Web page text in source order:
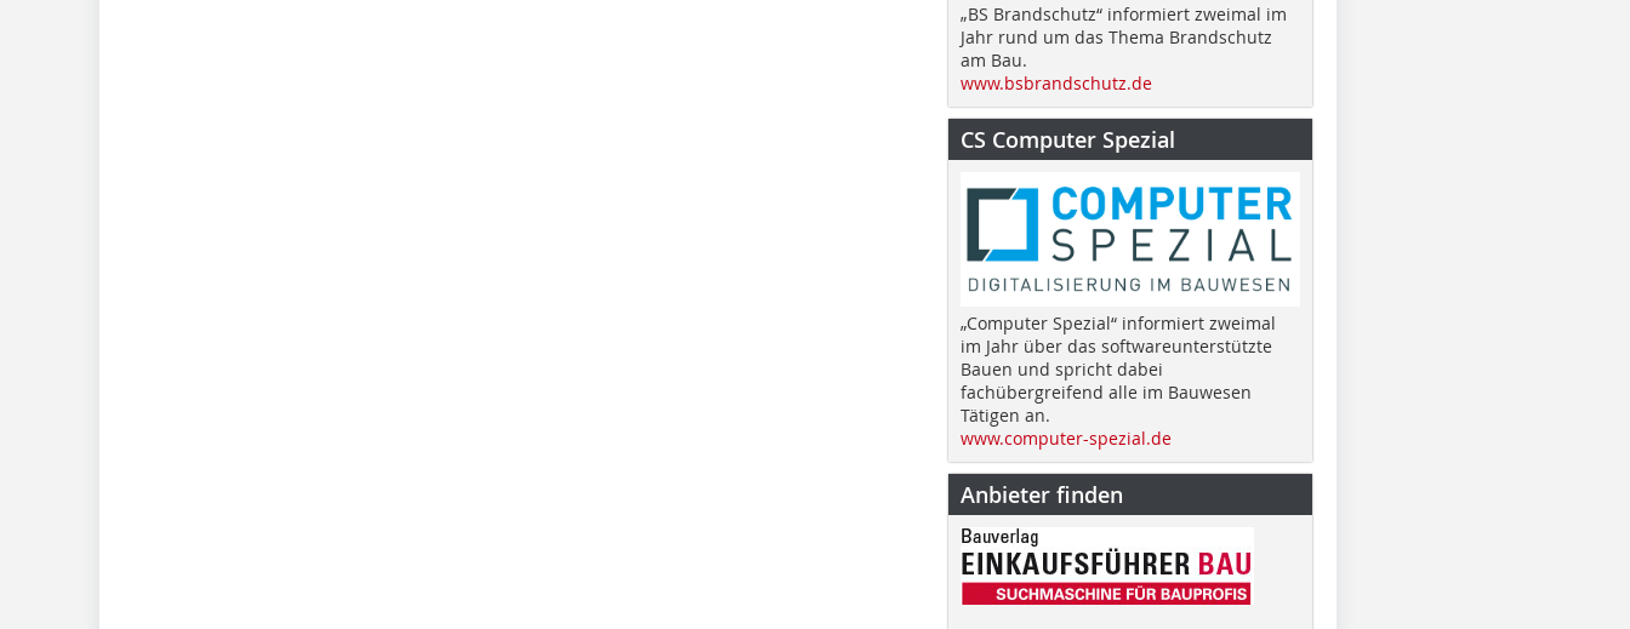
„BS Brandschutz“ informiert zweimal im
Jahr rund um das Thema Brandschutz
am Bau.
www.bsbrandschutz.de
CS Computer Spezial
„Computer Spezial“ informiert zweimal
im Jahr über das softwareunterstützte
Bauen und spricht dabei
fachübergreifend alle im Bauwesen
Tätigen an.
www.computer-spezial.de
Anbieter finden